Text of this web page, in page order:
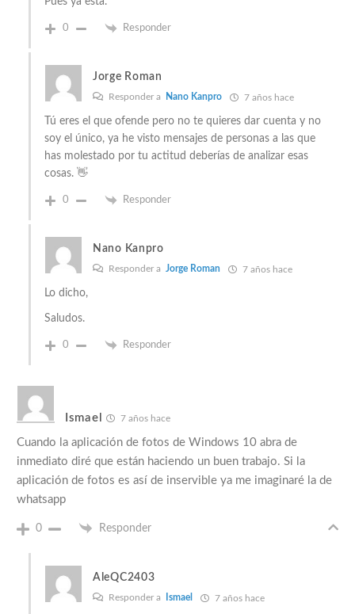
0 Responder
Jorge Roman
Responder a Nano Kanpro 7 años hace
Tú eres el que ofende pero no te quieres dar cuenta y no
soy el único, ya he visto mensajes de personas a las que
has molestado por tu actitud deberías de analizar esas
cosas. 👋
0 Responder
Nano Kanpro
Responder a Jorge Roman 7 años hace
Lo dicho,
Saludos.
0 Responder
Ismael 7 años hace
Cuando la aplicación de fotos de Windows 10 abra de
inmediato diré que están haciendo un buen trabajo. Si la
aplicación de fotos es así de inservible ya me imaginaré la de
whatsapp
0 Responder
AleQC2403
Responder a Ismael 7 años hace